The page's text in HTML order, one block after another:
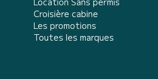
Croisière cabine
Les promotions
Toutes les marques